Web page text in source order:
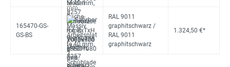
165470-GS-
GS-BS
RAL 9011
graphitschwarz /
RAL 9011
graphitschwarz
1.324,50 €*